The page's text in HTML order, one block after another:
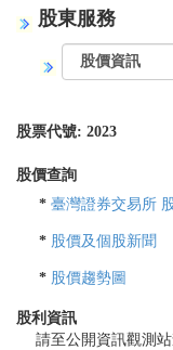
股東服務
股票代號: 2023
股價查詢
* 臺灣證券交易所
* 股價及個股新聞
* 股價趨勢圖
股利資訊
請至公開資訊觀測